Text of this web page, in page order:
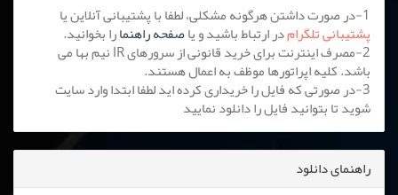
1-در صورت داشتن هرگونه مشکلی، لطفا با پشتیبانی آنلاین یا
پشتیبانی تلگرامدر ارتباط باشید و یاصفحه راهنمارا بخوانید.
2-مصرف اینترنت برای خرید قانونی از سرورهای IR نیم بها می
باشد. کلیه اپراتورها موظف به اعمال هستند.
3-در صورتی که فایل را خریداری کرده اید لطفا ابتدا وارد سایت
شوید تا بتوانید فایل را دانلود نمایید
راهنمای دانلود